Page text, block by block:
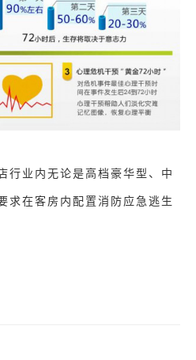
行业内无论是高档豪华型、中
求在客房内配置消防应急逃生